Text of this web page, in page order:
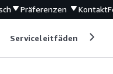
Präferenzen Kontakt
Serviceleitfäden